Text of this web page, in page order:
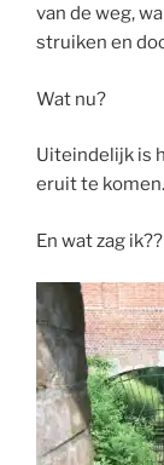
van de weg,
struiken en
Wat nu?
Uiteindelijk is
eruit te komen.
En wat zag ik??